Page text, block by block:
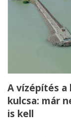
A vízépítés a
kulcsa: már
is kell